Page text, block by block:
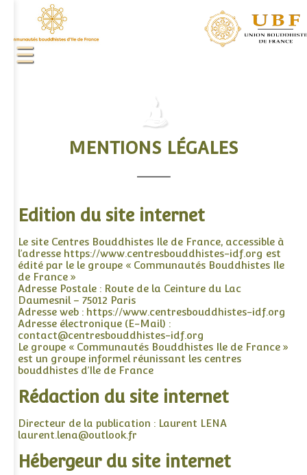
MENTIONS LÉGALES
Edition du site internet
Le site Centres Bouddhistes Ile de France, accessible à
l’adresse https://www.centresbouddhistes-idf.org est
édité par le le groupe « Communautés Bouddhistes Ile
de France »
Adresse Postale : Route de la Ceinture du Lac
Daumesnil – 75012 Paris
Adresse web : https://www.centresbouddhistes-idf.org
Adresse électronique (E-Mail) :
contact@centresbouddhistes-idf.org
Le groupe « Communautés Bouddhistes Ile de France »
est un groupe informel réunissant les centres
bouddhistes d’Ile de France
Rédaction du site internet
Directeur de la publication : Laurent LENA
laurent.lena@outlook.fr
Hébergeur du site internet